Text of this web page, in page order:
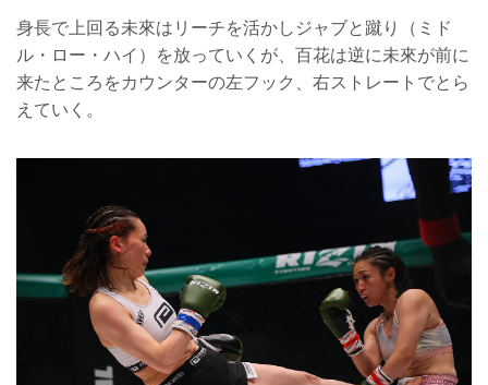
身長で上回る未來はリーチを活かしジャブと蹴り（ミド
ル・ロー・ハイ）を放っていくが、百花は逆に未來が前に
来たところをカウンターの左フック、右ストレートでとら
えていく。